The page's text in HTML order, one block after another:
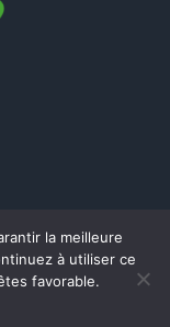
|Mentions
la meilleure
à utiliser ce
favorable.